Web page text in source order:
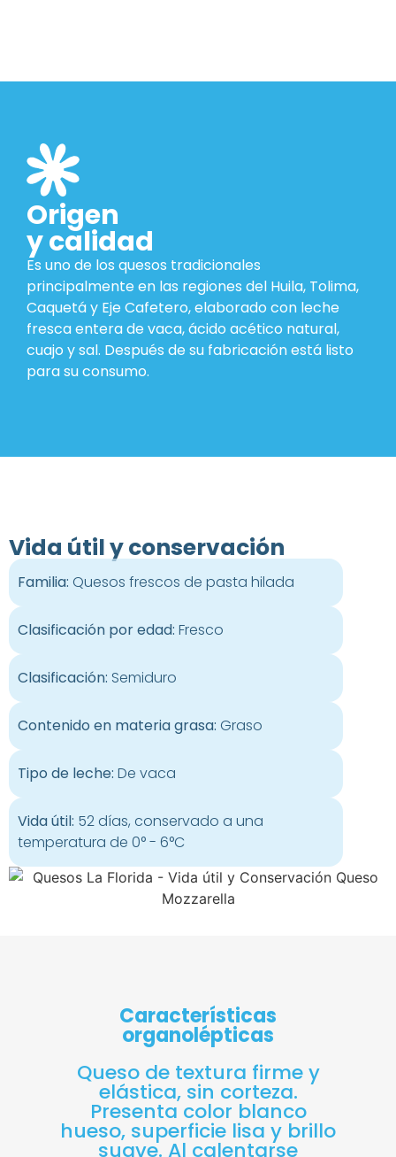
Origen
y calidad
Es uno de los quesos tradicionales
principalmente en las regiones del Huila, Tolima,
Caquetá y Eje Cafetero, elaborado con leche
fresca entera de vaca, ácido acético natural,
cuajo y sal. Después de su fabricación está listo
para su consumo.
Vida útil y conservación
Familia: Quesos frescos de pasta hilada
Clasificación por edad: Fresco
Clasificación: Semiduro
Contenido en materia grasa: Graso
Tipo de leche: De vaca
Vida útil: 52 días, conservado a una
temperatura de 0° - 6°C
Características
organolépticas
Queso de textura firme y
elástica, sin corteza.
Presenta color blanco
hueso, superficie lisa y brillo
suave. Al calentarse